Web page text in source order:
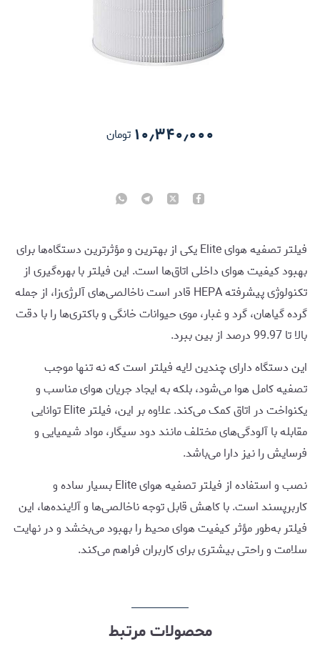
۱۰٫۳۴۰٫۰۰۰ تومان
فیلتر تصفیه هوای Elite یکی از بهترین و مؤثرترین دستگاه‌ها برای
بهبود کیفیت هوای داخلی اتاق‌ها است. این فیلتر با بهره‌گیری از
تکنولوژی پیشرفته HEPA قادر است ناخالصی‌های آلرژی‌زا، از جمله
گرده گیاهان، گرد و غبار، موی حیوانات خانگی و باکتری‌ها را با دقت
بالا تا 99.97 درصد از بین ببرد.
این دستگاه دارای چندین لایه فیلتر است که نه تنها موجب
تصفیه کامل هوا می‌شود، بلکه به ایجاد جریان هوای مناسب و
یکنواخت در اتاق کمک می‌کند. علاوه بر این، فیلتر Elite توانایی
مقابله با آلودگی‌های مختلف مانند دود سیگار، مواد شیمیایی و
فرسایش را نیز دارا می‌باشد.
نصب و استفاده از فیلتر تصفیه هوای Elite بسیار ساده و
کاربرپسند است. با کاهش قابل توجه ناخالصی‌ها و آلاینده‌ها، این
فیلتر به‌طور مؤثر کیفیت هوای محیط را بهبود می‌بخشد و در نهایت
سلامت و راحتی بیشتری برای کاربران فراهم می‌کند.
محصولات مرتبط